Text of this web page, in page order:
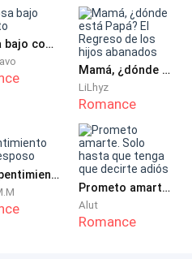
Esposa bajo contrato
Mamá, ¿dónde está Papá? El Regreso de los hijos abanados
LiLhyz
Romance
El arrepentimiento del ex-esposo
Prometo amarte. Solo hasta que tenga que decirte adiós
Alut
Romance